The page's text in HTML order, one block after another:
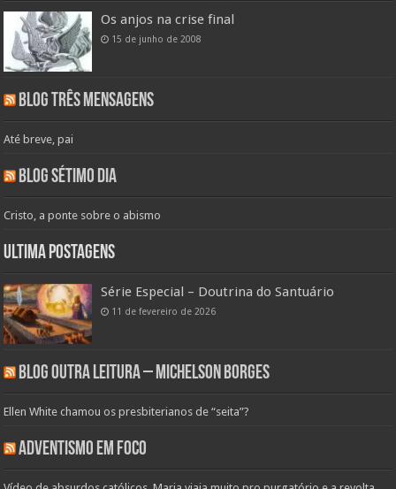
Os anjos na crise final
15 de junho de 2008
Blog Três Mensagens
Até breve, pai
Blog Sétimo Dia
Cristo, a ponte sobre o abismo
Ultima Postagens
Série Especial – Doutrina do Santuário
11 de fevereiro de 2026
Blog Outra Leitura – Michelson Borges
Ellen White chamou os presbiterianos de “seita”?
Adventismo em Foco